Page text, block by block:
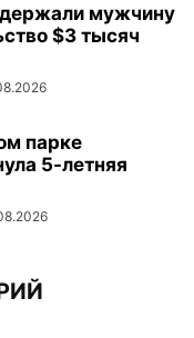
мужчину
$3 тысяч
парке
5-летняя